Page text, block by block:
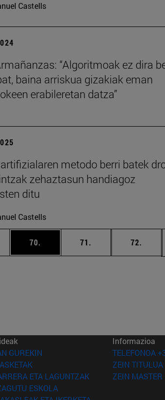
Castells
“Algoritmoak ez dira
baina arriskua gizakiak eman
erabileretan datza”
metodo berri batek
zehaztasun handiagoz
ditu
Castells
Erabili TAB tekla nabigatzeko.
70. 71. 72.
GUREKIN (Beste leiho batean irekiko da)
(Beste leiho batean irekiko da)
ETA LAGUNTZAK(Beste leiho batean
ESKOLA(Beste leiho batean irekiko da)
Informazioa
TELEFONOA
ZEIN
ZEIN